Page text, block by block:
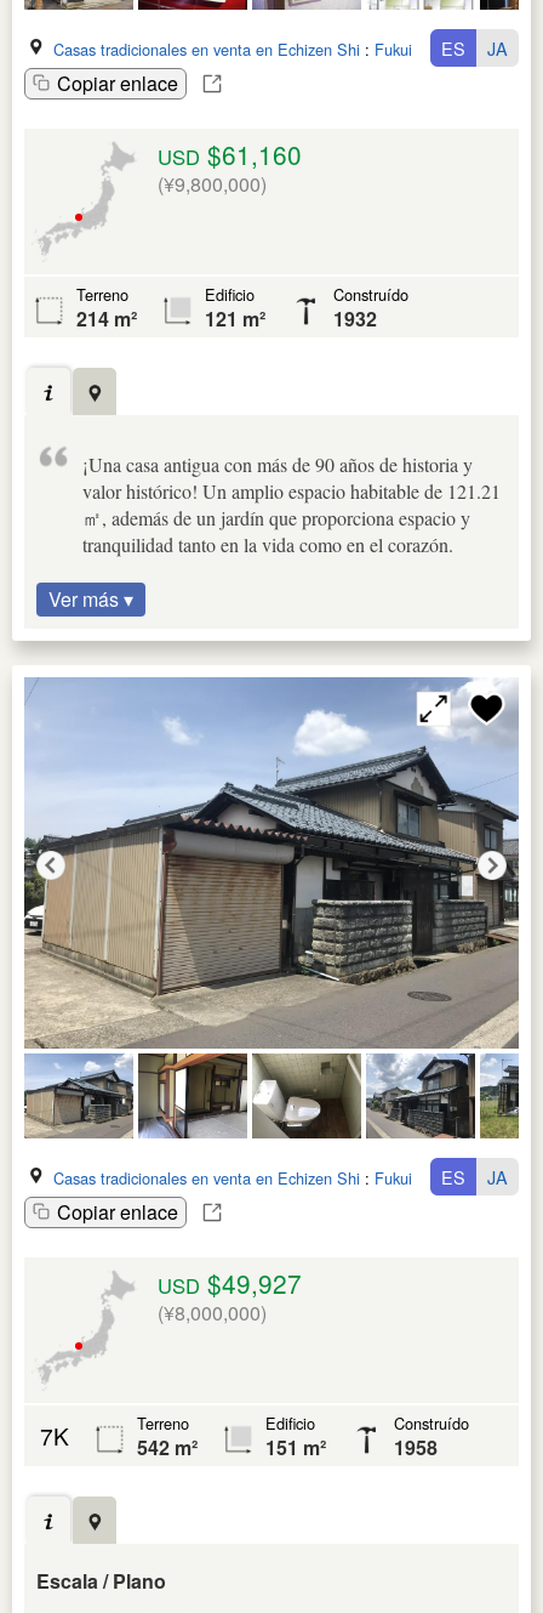
Casas tradicionales en venta en Echizen Shi : Fukui Ken
Copiar enlace
ES JA
USD $61,160
(¥9,800,000)
Terreno
214 m²
Edificio
121 m²
Construído
1932
¡Una casa antigua con más de 90 años de historia y
valor histórico! Un amplio espacio habitable de 121.21
㎡, además de un jardín que proporciona espacio y
tranquilidad tanto en la vida como en el corazón.
Ver más ▾
Casas tradicionales en venta en Echizen Shi : Fukui Ken
Copiar enlace
ES JA
USD $49,927
(¥8,000,000)
7K Terreno
542 m²
Edificio
151 m²
Construído
1958
Escala / Plano